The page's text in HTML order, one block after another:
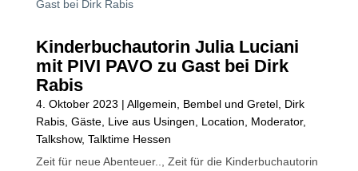
Kinderbuchautorin Julia Luciani
mit PIVI PAVO zu Gast bei Dirk
Rabis
4. Oktober 2023 | Allgemein Bembel und Gretel, Dirk
Rabis, Gäste, Live aus Usingen Location Moderator,
Talkshow, Talktime Hessen
Zeit für neue Abenteuer.., Zeit für die Kinderbuchautorin